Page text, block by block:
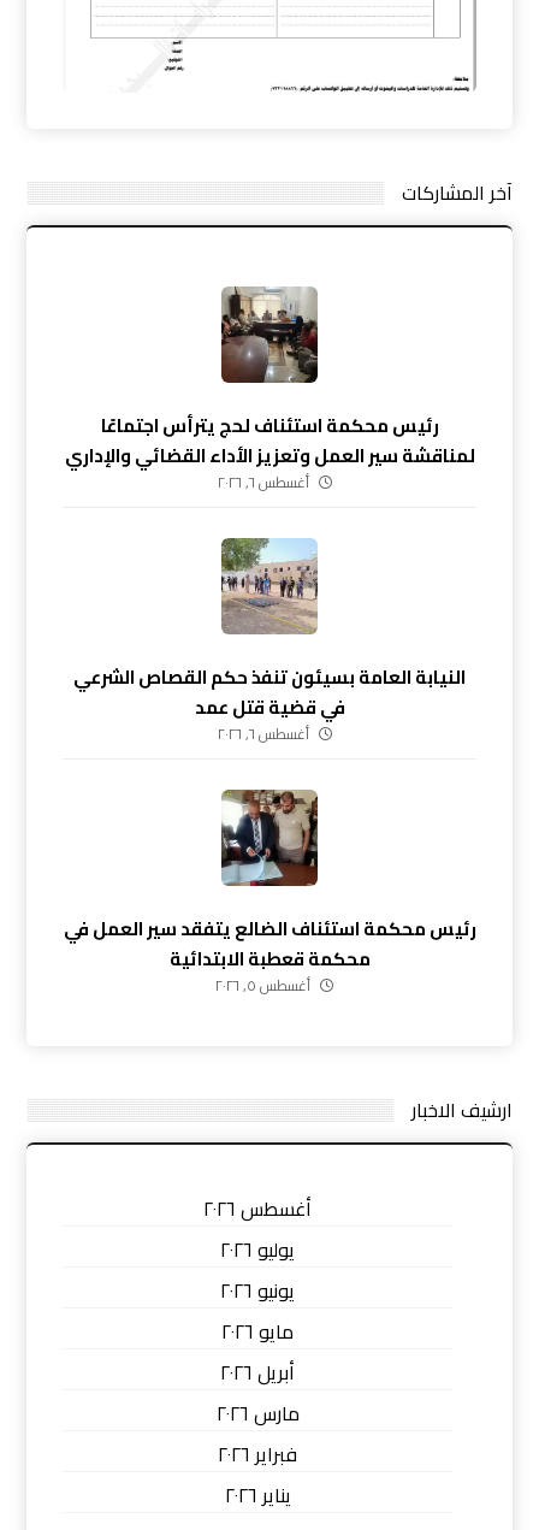
آخر المشاركات
رئيس محكمة استئناف لحج يترأس اجتماعًا
لمناقشة سير العمل وتعزيز الأداء القضائي والإداري
أغسطس ٦, ٢٠٢٦
النيابة العامة بسيئون تنفذ حكم القصاص الشرعي
في قضية قتل عمد
أغسطس ٦, ٢٠٢٦
رئيس محكمة استئناف الضالع يتفقد سير العمل في
محكمة قعطبة الابتدائية
أغسطس ٥, ٢٠٢٦
ارشيف الاخبار
أغسطس ٢٠٢٦
يوليو ٢٠٢٦
يونيو ٢٠٢٦
مايو ٢٠٢٦
أبريل ٢٠٢٦
مارس ٢٠٢٦
فبراير ٢٠٢٦
يناير ٢٠٢٦